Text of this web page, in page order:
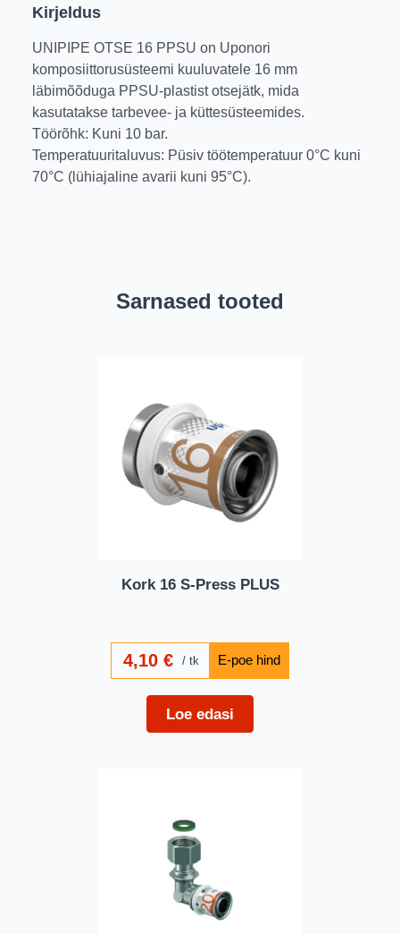
Kirjeldus
UNIPIPE OTSE 16 PPSU on Uponori
komposiittorusüsteemi kuuluvatele 16 mm
läbimõõduga PPSU-plastist otsejätk, mida
kasutatakse tarbevee- ja küttesüsteemides.
Töörõhk: Kuni 10 bar.
Temperatuuritaluvus: Püsiv töötemperatuur 0°C kuni
70°C (lühiajaline avarii kuni 95°C).
Sarnased tooted
Kork 16 S-Press PLUS
4,10€ tk
Loe edasi